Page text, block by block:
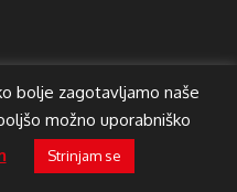
bolje zagotavljamo naše
možno uporabniško
Strinjam se